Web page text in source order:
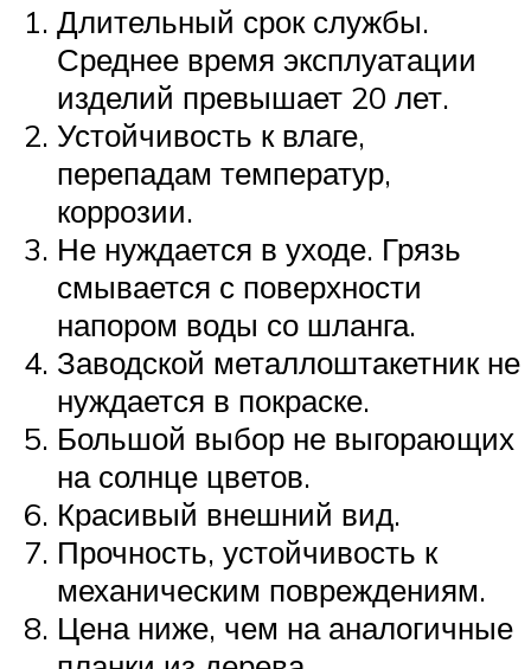
Длительный срок службы.
Среднее время эксплуатации
изделий превышает 20 лет.
Устойчивость к влаге,
перепадам температур,
коррозии.
Не нуждается в уходе. Грязь
смывается с поверхности
напором воды со шланга.
Заводской металлоштакетник не
нуждается в покраске.
Большой выбор не выгорающих
на солнце цветов.
Красивый внешний вид.
Прочность, устойчивость к
механическим повреждениям.
Цена ниже, чем на аналогичные